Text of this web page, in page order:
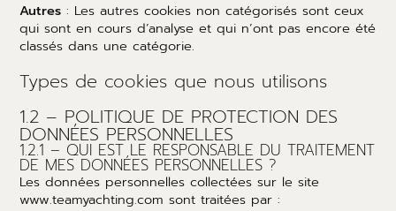
Autres : Les autres cookies non catégorisés sont ceux
qui sont en cours d’analyse et qui n’ont pas encore été
classés dans une catégorie.
Types de cookies que nous utilisons
1.2 – POLITIQUE DE PROTECTION DES
DONNÉES PERSONNELLES
1.2.1 – QUI EST LE RESPONSABLE DU TRAITEMENT
DE MES DONNÉES PERSONNELLES ?
Les données personnelles collectées sur le site
www.teamyachting.com sont traitées par :